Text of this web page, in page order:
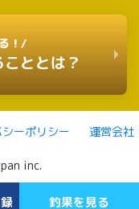
！/
ととは？
ーポリシー
運営会社
inc.
釣果を見る